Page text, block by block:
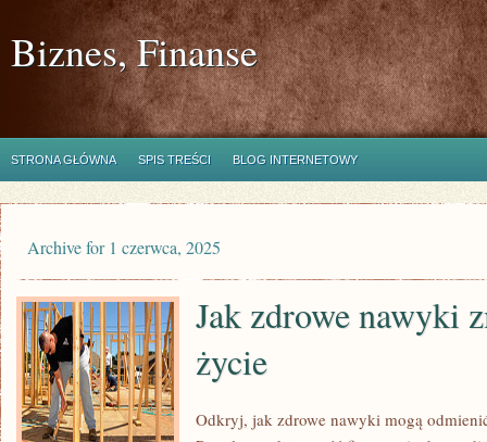
Biznes, Finanse
STRONA GŁÓWNA SPIS TREŚCI BLOG INTERNETOWY
Archive for 1 czerwca, 2025
Jak zdrowe nawyki
życie
Odkryj, jak zdrowe nawyki mogą